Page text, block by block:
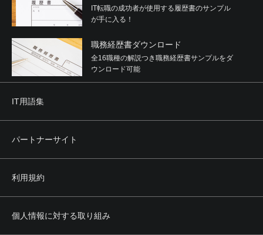
IT転職の成功者が使用する履歴書のサンプル
が手に入る！
職務経歴書ダウンロード
全16職種の解説つき職務経歴書サンプルをダ
ウンロード可能
IT用語集
パートナーサイト
利用規約
個人情報に対する取り組み